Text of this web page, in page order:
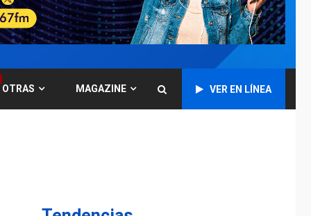
OTRAS MAGAZINE VER EN LÍNEA
TITULARES
ÚLTIMA HORA
EEUU sanciona a ocho
militares y cinco
entidades cubanas
TITULARES
ÚLTIMA HORA
De la Espriella